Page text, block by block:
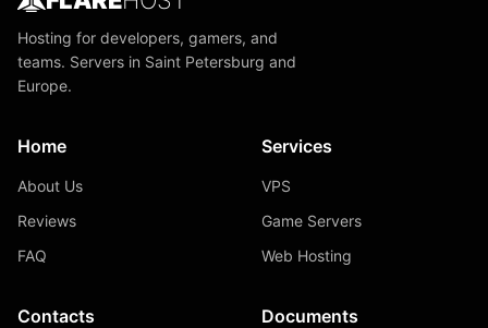
Hosting for developers, gamers, and
teams. Servers in Saint Petersburg and
Europe.
Home
About Us
Reviews
FAQ
Services
VPS
Game Servers
Web Hosting
Contacts Documents